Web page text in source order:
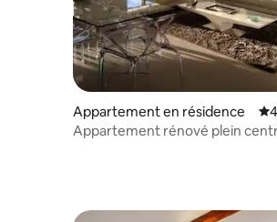
Appartement en résidence
Appartement rénové plein